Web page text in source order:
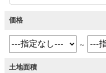
価格
～
土地面積